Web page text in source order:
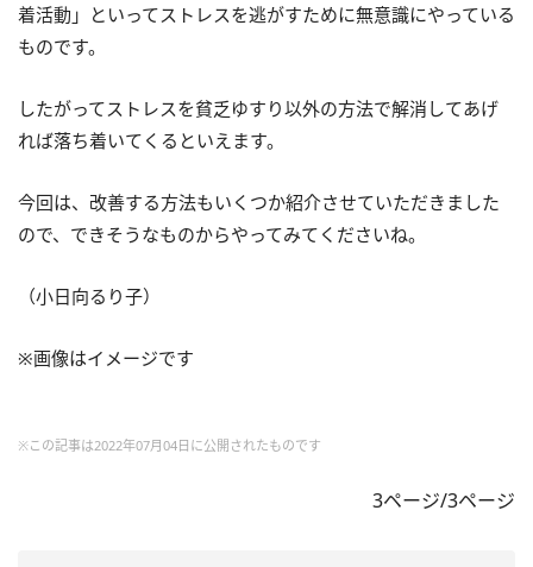
着活動」といってストレスを逃がすために無意識にやっている
ものです。
したがってストレスを貧乏ゆすり以外の方法で解消してあげ
れば落ち着いてくるといえます。
今回は、改善する方法もいくつか紹介させていただきました
ので、できそうなものからやってみてくださいね。
（小日向るり子）
※画像はイメージです
※この記事は2022年07月04日に公開されたものです
3ページ/3ページ